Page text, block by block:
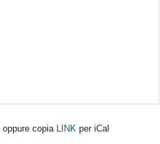
oppure copia LINK per iCal